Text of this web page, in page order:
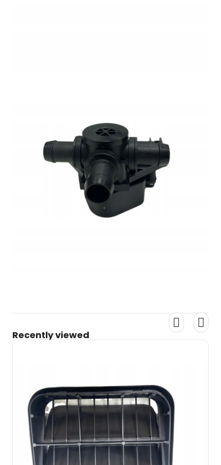
Recently viewed